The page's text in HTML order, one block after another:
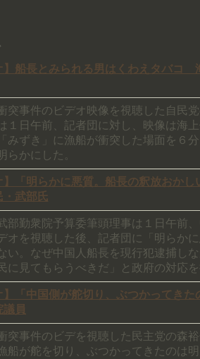
】船長とみられる男はくわえタバコ
事件のビデオ映像を視聴した自民
１日午前、記者団に対し、映像は海
みずき」に漁船が衝突した場面を６
らかにした。
】「明らかに悪質。船長の釈放おか
・武部氏
勤衆院予算委筆頭理事は１日午前
オを視聴した後、記者団に「明らか
い。なぜ中国人船長を現行犯逮捕し
に見てもらうべきだ」と政府の対応
】「中国側が舵切り、ぶつかってき
員
事件のビデを視聴した民主党の森
船が舵を切り、ぶつかってきたのは